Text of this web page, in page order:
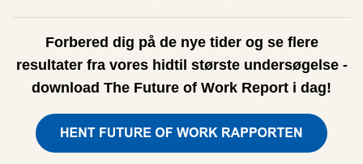
Forbered dig på de nye tider og se flere
resultater fra vores hidtil største undersøgelse -
download The Future of Work Report i dag!